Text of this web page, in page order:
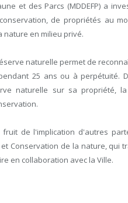
et des Parcs (MDDEFP) a
de propriétés au
nature en milieu privé.
naturelle permet de
25 ans ou à perpétuité.
naturelle sur sa propriété,
de l'implication d'autres
Conservation de la nature,
en collaboration avec la Ville.